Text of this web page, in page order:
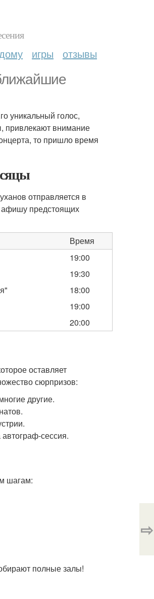
игры отзывы
уникальный голос,
привлекают внимание
то пришло время
отправляется в
афишу предстоящих
Время
19:00
19:30
18:00
19:00
20:00
оставляет
сюрпризов:
другие.
сессия.
шагам:
полные залы!
⇨